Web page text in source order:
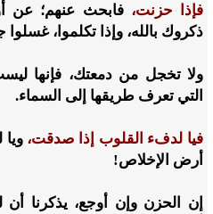
فإذا حزنت، فابحث عنهم؛ عن
ذكروك بالله، وإذا تكلموا،
ولا تخجل من دمعتك، فإنها
التي تعرف طريقها إلى السماء.
فيا لدفء القلوب إذا صدقت،
أرض الإخلاص!
إن الحزن وإن أوجع، يذكرنا أن